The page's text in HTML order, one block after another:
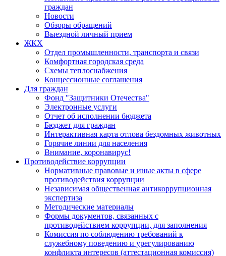
граждан
Новости
Обзоры обращений
Выездной личный прием
ЖКХ
Отдел промышленности, транспорта и связи
Комфортная городская среда
Схемы теплоснабжения
Концессионные соглашения
Для граждан
Фонд "Защитники Отечества"
Электронные услуги
Отчет об исполнении бюджета
Бюджет для граждан
Интерактивная карта отлова бездомных животных
Горячие линии для населения
Внимание, коронавирус!
Противодействие коррупции
Нормативные правовые и иные акты в сфере
противодействия коррупции
Независимая общественная антикоррупционная
экспертиза
Методические материалы
Формы документов, связанных с
противодействием коррупции, для заполнения
Комиссия по соблюдению требований к
служебному поведению и урегулированию
конфликта интересов (аттестационная комиссия)